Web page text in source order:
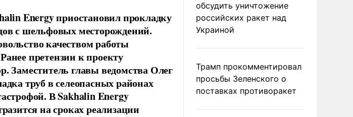
Energy приостановил прокладку
с шельфовых месторождений.
качеством работы
претензии к проекту
Заместитель главы ведомства Олег
труб в селеопасных районах
В Sakhalin Energy
на сроках реализации
обсудить уничтожение
российских ракет над
Украиной
Трамп прокомментировал
просьбы Зеленского о
поставках противоракет